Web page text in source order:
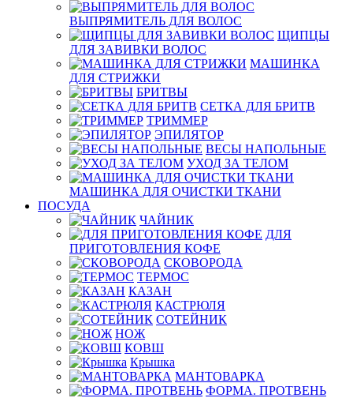
ВЫПРЯМИТЕЛЬ ДЛЯ ВОЛОС
ЩИПЦЫ
ДЛЯ ЗАВИВКИ ВОЛОС
МАШИНКА
ДЛЯ СТРИЖКИ
БРИТВЫ
СЕТКА ДЛЯ БРИТВ
ТРИММЕР
ЭПИЛЯТОР
ВЕСЫ НАПОЛЬНЫЕ
УХОД ЗА ТЕЛОМ
МАШИНКА ДЛЯ ОЧИСТКИ ТКАНИ
ПОСУДА
ЧАЙНИК
ДЛЯ
ПРИГОТОВЛЕНИЯ КОФЕ
СКОВОРОДА
ТЕРМОС
КАЗАН
КАСТРЮЛЯ
СОТЕЙНИК
НОЖ
КОВШ
Крышка
МАНТОВАРКА
ФОРМА. ПРОТВЕНЬ